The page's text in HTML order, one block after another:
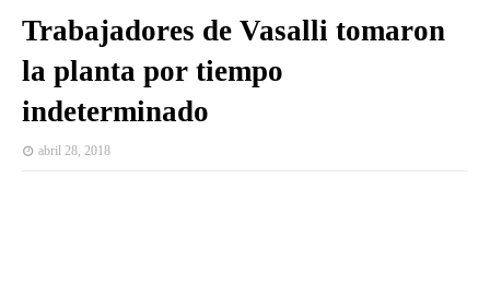
Trabajadores de Vasalli tomaron
la planta por tiempo
indeterminado
abril 28, 2018